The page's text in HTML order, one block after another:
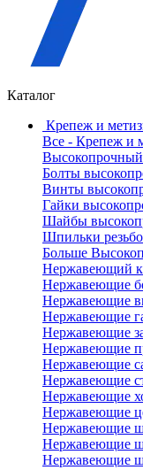
Каталог
Крепеж и
Все - Крепеж и
Болты
Винты
Гайки
Шайбы
Шпильки
Больше
Нержавеющий
Нержавеющие
Нержавеющие
Нержавеющие
Нержавеющие
Нержавеющие
Нержавеющие
Нержавеющие
Нержавеющие
Нержавеющие
Нержавеющие
Нержавеющие
Нержавеющие